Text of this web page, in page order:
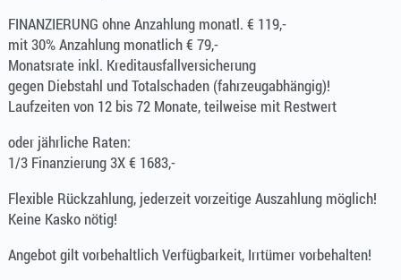
FINANZIERUNG ohne Anzahlung monatl. € 119,-
mit 30% Anzahlung monatlich € 79,-
Monatsrate inkl. Kreditausfallversicherung
gegen Diebstahl und Totalschaden (fahrzeugabhängig)!
Laufzeiten von 12 bis 72 Monate, teilweise mit Restwert
oder jährliche Raten:
1/3 Finanzierung 3X € 1683,-
Flexible Rückzahlung, jederzeit vorzeitige Auszahlung möglich!
Keine Kasko nötig!
Angebot gilt vorbehaltlich Verfügbarkeit, Irrtümer vorbehalten!